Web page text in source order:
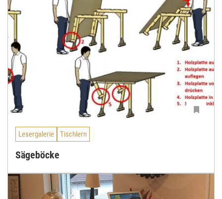
Lesergalerie Tischlern
Sägeböcke